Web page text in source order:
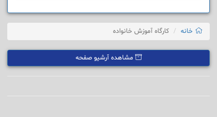
خانه کارگاه آموزش خانواده
مشاهده آرشیو صفحه